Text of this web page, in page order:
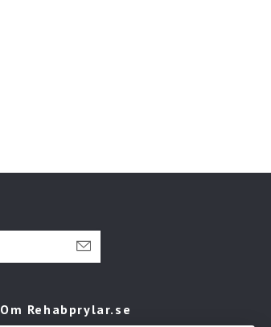
Om Rehabprylar.se